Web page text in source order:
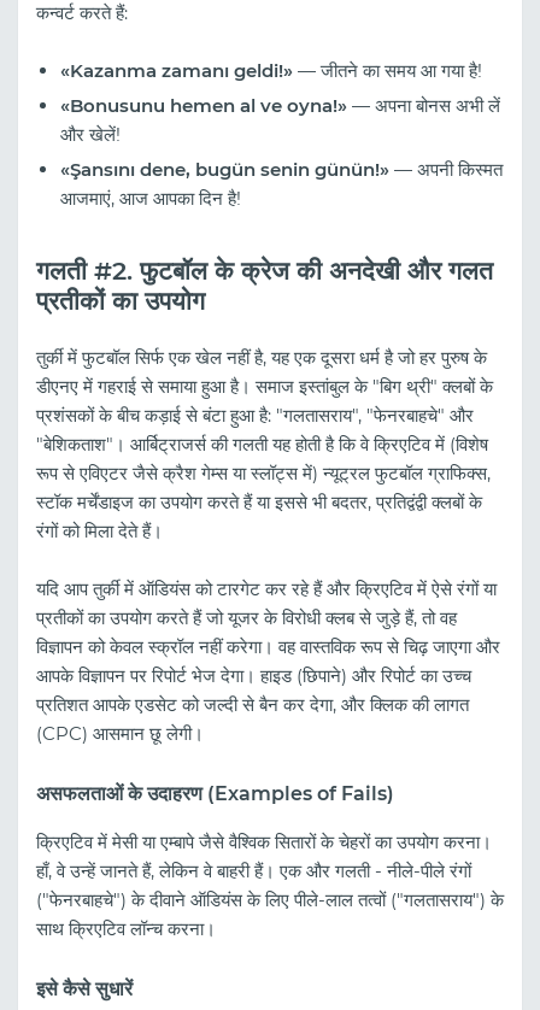
कन्वर्ट करते हैं:
«Kazanma zamanı geldi!» — जीतने का समय आ गया है!
«Bonusunu hemen al ve oyna!» — अपना बोनस अभी लें
और खेलें!
«Şansını dene, bugün senin günün!» — अपनी किस्मत
आजमाएं, आज आपका दिन है!
गलती #2. फुटबॉल के क्रेज की अनदेखी और गलत
प्रतीकों का उपयोग
तुर्की में फुटबॉल सिर्फ एक खेल नहीं है, यह एक दूसरा धर्म है जो हर पुरुष के
डीएनए में गहराई से समाया हुआ है। समाज इस्तांबुल के "बिग थ्री" क्लबों के
प्रशंसकों के बीच कड़ाई से बंटा हुआ है: "गलतासराय", "फेनरबाहचे" और
"बेशिकताश"। आर्बिट्राजर्स की गलती यह होती है कि वे क्रिएटिव में (विशेष
रूप से एविएटर जैसे क्रैश गेम्स या स्लॉट्स में) न्यूट्रल फुटबॉल ग्राफिक्स,
स्टॉक मर्चेंडाइज का उपयोग करते हैं या इससे भी बदतर, प्रतिद्वंद्वी क्लबों के
रंगों को मिला देते हैं।
यदि आप तुर्की में ऑडियंस को टारगेट कर रहे हैं और क्रिएटिव में ऐसे रंगों या
प्रतीकों का उपयोग करते हैं जो यूजर के विरोधी क्लब से जुड़े हैं, तो वह
विज्ञापन को केवल स्क्रॉल नहीं करेगा। वह वास्तविक रूप से चिढ़ जाएगा और
आपके विज्ञापन पर रिपोर्ट भेज देगा। हाइड (छिपाने) और रिपोर्ट का उच्च
प्रतिशत आपके एडसेट को जल्दी से बैन कर देगा, और क्लिक की लागत
(CPC) आसमान छू लेगी।
असफलताओं के उदाहरण (Examples of Fails)
क्रिएटिव में मेसी या एम्बापे जैसे वैश्विक सितारों के चेहरों का उपयोग करना।
हाँ, वे उन्हें जानते हैं, लेकिन वे बाहरी हैं। एक और गलती - नीले-पीले रंगों
("फेनरबाहचे") के दीवाने ऑडियंस के लिए पीले-लाल तत्वों ("गलतासराय") के
साथ क्रिएटिव लॉन्च करना।
इसे कैसे सुधारें